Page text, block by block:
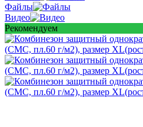
Файлы
Видео
Рекомендуем